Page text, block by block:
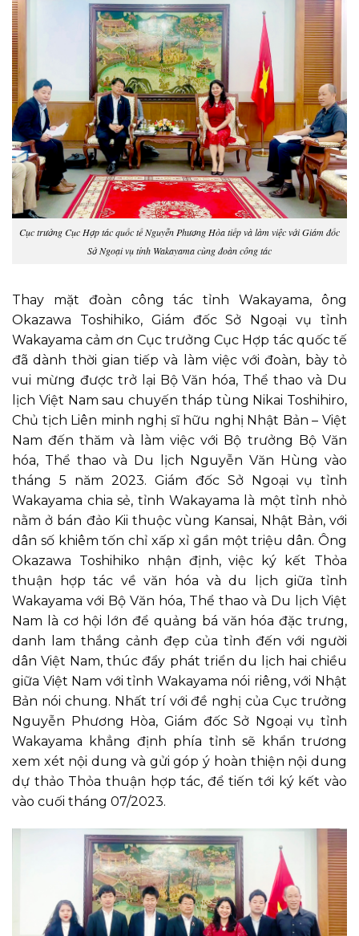
Cục trưởng Cục Hợp tác quốc tế Nguyễn Phương Hòa tiếp và làm việc với Giám đốc
Sở Ngoại vụ tỉnh Wakayama cùng đoàn công tác
Thay mặt đoàn công tác tỉnh Wakayama, ông
Okazawa Toshihiko, Giám đốc Sở Ngoại vụ tỉnh
Wakayama cảm ơn Cục trưởng Cục Hợp tác quốc tế
đã dành thời gian tiếp và làm việc với đoàn, bày tỏ
vui mừng được trở lại Bộ Văn hóa, Thể thao và Du
lịch Việt Nam sau chuyến tháp tùng Nikai Toshihiro,
Chủ tịch Liên minh nghị sĩ hữu nghị Nhật Bản – Việt
Nam đến thăm và làm việc với Bộ trưởng Bộ Văn
hóa, Thể thao và Du lịch Nguyễn Văn Hùng vào
tháng 5 năm 2023. Giám đốc Sở Ngoại vụ tỉnh
Wakayama chia sẻ, tỉnh Wakayama là một tỉnh nhỏ
nằm ở bán đảo Kii thuộc vùng Kansai, Nhật Bản, với
dân số khiêm tốn chỉ xấp xỉ gần một triệu dân. Ông
Okazawa Toshihiko nhận định, việc ký kết Thỏa
thuận hợp tác về văn hóa và du lịch giữa tỉnh
Wakayama với Bộ Văn hóa, Thể thao và Du lịch Việt
Nam là cơ hội lớn để quảng bá văn hóa đặc trưng,
danh lam thắng cảnh đẹp của tỉnh đến với người
dân Việt Nam, thúc đẩy phát triển du lịch hai chiều
giữa Việt Nam với tỉnh Wakayama nói riêng, với Nhật
Bản nói chung. Nhất trí với đề nghị của Cục trưởng
Nguyễn Phương Hòa, Giám đốc Sở Ngoại vụ tỉnh
Wakayama khẳng định phía tỉnh sẽ khẩn trương
xem xét nội dung và gửi góp ý hoàn thiện nội dung
dự thảo Thỏa thuận hợp tác, để tiến tới ký kết vào
vào cuối tháng 07/2023.